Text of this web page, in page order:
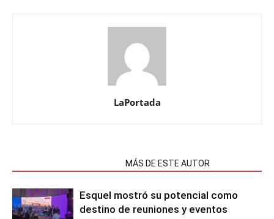
LaPortada
MÁS DE ESTE AUTOR
Esquel mostró su potencial como
destino de reuniones y eventos